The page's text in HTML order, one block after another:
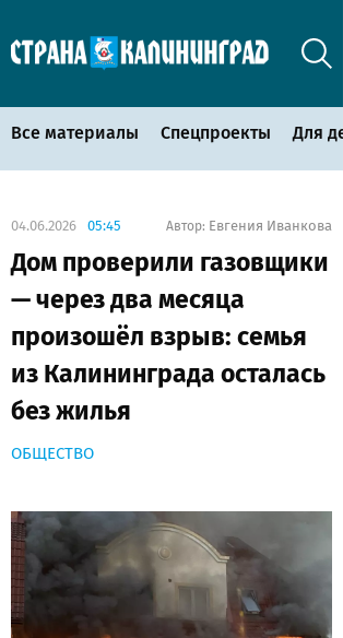
Все материалы Спецпроекты Для
04.06.2026 05:45 Автор: Евгения Иванкова
Дом проверили газовщики
— через два месяца
произошёл взрыв: семья
из Калининграда осталась
без жилья
ОБЩЕСТВО